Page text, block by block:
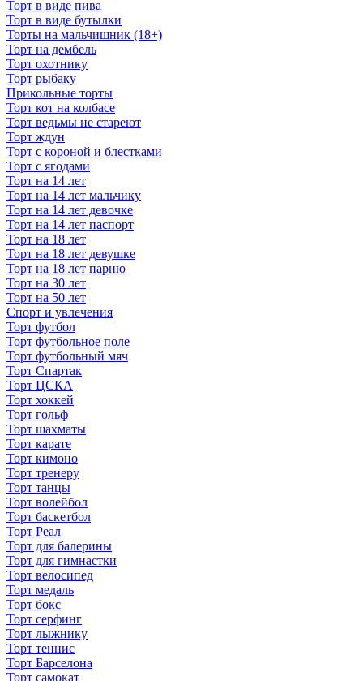
Торт в виде пива
Торт в виде бутылки
Торты на мальчишник (18+)
Торт на дембель
Торт охотнику
Торт рыбаку
Прикольные торты
Торт кот на колбасе
Торт ведьмы не стареют
Торт ждун
Торт с короной и блестками
Торт с ягодами
Торт на 14 лет
Торт на 14 лет мальчику
Торт на 14 лет девочке
Торт на 14 лет паспорт
Торт на 18 лет
Торт на 18 лет девушке
Торт на 18 лет парню
Торт на 30 лет
Торт на 50 лет
Спорт и увлечения
Торт футбол
Торт футбольное поле
Торт футбольный мяч
Торт Спартак
Торт ЦСКА
Торт хоккей
Торт гольф
Торт шахматы
Торт карате
Торт кимоно
Торт тренеру
Торт танцы
Торт волейбол
Торт баскетбол
Торт Реал
Торт для балерины
Торт для гимнастки
Торт велосипед
Торт медаль
Торт бокс
Торт серфинг
Торт лыжнику
Торт теннис
Торт Барселона
Торт самокат